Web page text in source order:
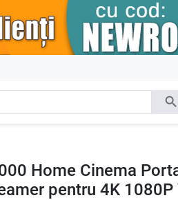
search
Home Cinema
pentru 4K